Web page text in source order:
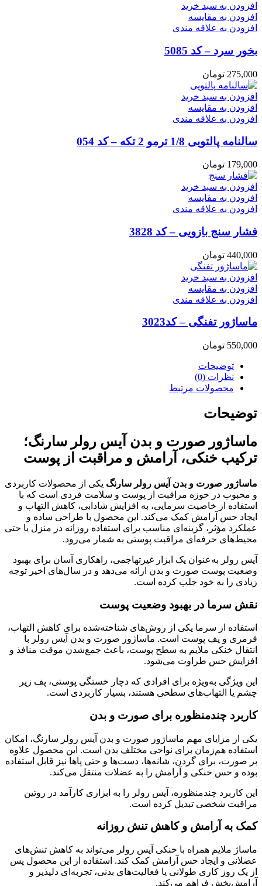
افزودن به سبد خرید
افزودن به مقایسه
افزودن به علاقه مندی
بخور سرد – کد 5085
275,000 تومان
افزودن به سبد خرید
افزودن به مقایسه
افزودن به علاقه مندی
سالنامه پالتویی 1/8 ترمو 2 تکه – کد 054
179,000 تومان
افزودن به سبد خرید
افزودن به مقایسه
افزودن به علاقه مندی
فشار سنج بازویی – کد 3828
440,000 تومان
افزودن به سبد خرید
افزودن به مقایسه
افزودن به علاقه مندی
ماساژور تفنگی – کد3023
550,000 تومان
توضیحات
نظرات (0)
محصولات مرتبط
توضیحات
ماساژور صورت و بدن آیس رولر سارنگ؛
ترکیب خنکی، آرامش و مراقبت از پوست
ماساژور صورت و بدن آیس رولر سارنگ یکی از محصولات کاربردی
و محبوب در حوزه مراقبت از پوست و سلامت فردی است که با
استفاده از خاصیت سرمایی، به افزایش شادابی، کاهش التهاب و
ایجاد حس آرامش کمک می‌کند. این محصول با طراحی ساده و
عملکرد مؤثر، گزینه‌ای مناسب برای استفاده روزانه در منزل یا حتی
محیط‌های حرفه‌ای مراقبت پوستی به شمار می‌رود.
آیس رولر به‌عنوان یک ابزار غیرتهاجمی، راهکاری آسان برای بهبود
وضعیت پوست صورت و بدن ارائه می‌دهد و در سال‌های اخیر توجه
زیادی را به خود جلب کرده است.
نقش سرما در بهبود وضعیت پوست
استفاده از سرما یکی از روش‌های شناخته‌شده برای کاهش التهاب،
قرمزی و پف پوست است. ماساژور صورت و بدن آیس رولر با
انتقال خنکی ملایم به سطح پوست، باعث جمع‌شدن موقت منافذ و
افزایش حس طراوت می‌شود.
این ویژگی به‌ویژه برای افرادی که دچار خستگی پوستی، پف زیر
چشم یا التهاب‌های سطحی هستند، بسیار کاربردی است.
کاربرد چندمنظوره برای صورت و بدن
یکی از مزایای مهم ماساژور صورت و بدن آیس رولر سارنگ، امکان
استفاده هم‌زمان برای نواحی مختلف بدن است. این محصول علاوه
بر صورت، برای گردن، شانه‌ها، دست‌ها و حتی پاها نیز قابل استفاده
بوده و حس خنکی و آرامش را به عضلات منتقل می‌کند.
این کاربرد چندمنظوره، آیس رولر را به ابزاری کارآمد در روتین
مراقبت شخصی تبدیل کرده است.
کمک به آرامش و کاهش تنش روزانه
ماساژ ملایم همراه با خنکی آیس رولر می‌تواند به کاهش تنش‌های
عضلانی و ایجاد حس آرامش کمک کند. استفاده از این محصول پس
از یک روز کاری طولانی یا فعالیت‌های بدنی، تجربه‌ای دلپذیر و
آرامش‌بخش فراهم می‌کند.